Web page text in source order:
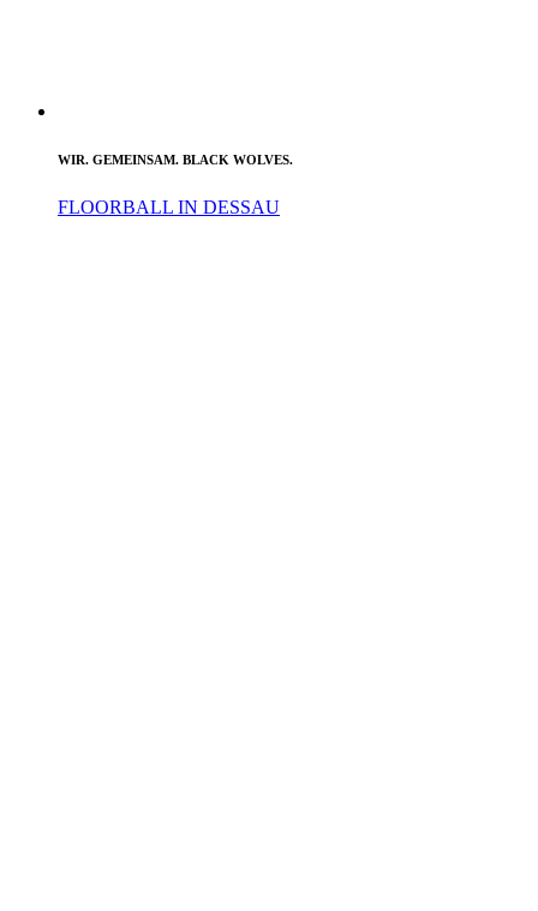
WIR. GEMEINSAM. BLACK WOLVES.
FLOORBALL IN DESSAU